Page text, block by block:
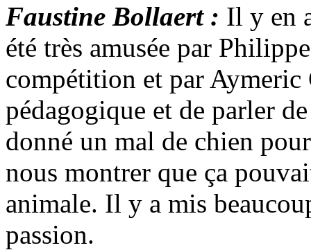
Faustine Bollaert : Il y en
été très amusée par
compétition et par Aymeric
pédagogique et de parler
donné un mal de chien
nous montrer que ça
animale. Il y a mis
passion.